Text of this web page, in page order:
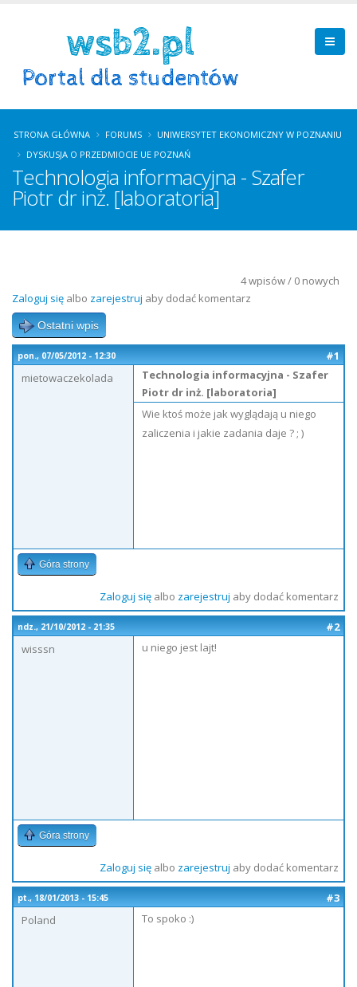
STRONA GŁÓWNA FORUMS
UNIWERSYTET EKONOMICZNY W POZNANIU
DYSKUSJA O PRZEDMIOCIE UE POZNAŃ
Technologia informacyjna - Szafer
Piotr dr inż. [laboratoria]
4 wpisów / 0 nowych
Zaloguj się albo zarejestruj aby dodać komentarz
Ostatni wpis
pon., 07/05/2012 - 12:30
#1
mietowaczekolada
Technologia informacyjna - Szafer
Piotr dr inż. [laboratoria]
Wie ktoś może jak wyglądają u niego
zaliczenia i jakie zadania daje ? ; )
Góra strony
Zaloguj sięalbo zarejestruj aby dodać komentarz
ndz., 21/10/2012 - 21:35
#2
wisssn
u niego jest lajt!
Góra strony
Zaloguj sięalbo zarejestruj aby dodać komentarz
pt., 18/01/2013 - 15:45
#3
Poland
To spoko :)